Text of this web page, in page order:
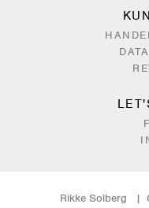
Rikke Solberg